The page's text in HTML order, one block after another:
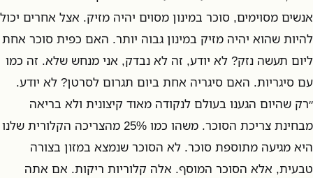
אנשים מסוימים, סוכר במינון מסוים יהיה מזיק. אצל אחרים יכול
להיות שהוא יהיה מזיק במינון גבוה יותר. האם כפית סוכר אחת
ליום תעשה נזק? לא יודע, זה לא נבדק, אני מנחש שלא. זה כמו
עם סיגריות. האם סיגריה אחת ביום תגרום לסרטן? לא יודע.
״רק שהיום הגענו בעולם לנקודה מאוד קיצונית ולא בריאה
מבחינת צריכת הסוכר. משהו כמו 25% מהצריכה הקלורית שלנו
היא מגיעה מתוספת סוכר. לא הסוכר שנמצא במזון בצורה
טבעית, אלא הסוכר המוסף. אלה קלוריות ריקות. אם אתה